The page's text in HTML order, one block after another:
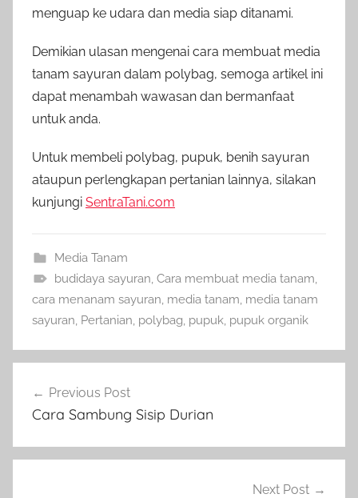
menguap ke udara dan media siap ditanami.
Demikian ulasan mengenai cara membuat media
tanam sayuran dalam polybag, semoga artikel ini
dapat menambah wawasan dan bermanfaat
untuk anda.
Untuk membeli polybag, pupuk, benih sayuran
ataupun perlengkapan pertanian lainnya, silakan
kunjungi SentraTani.com
Media Tanam
budidaya sayuran, Cara membuat media tanam,
cara menanam sayuran, media tanam, media tanam
sayuran, Pertanian, polybag, pupuk, pupuk organik
pos
Previous Post
Cara Sambung Sisip Durian
Next Post